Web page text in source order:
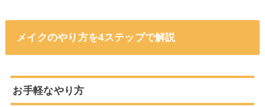
メイクのやり方を4ステップで解説
お手軽なやり方